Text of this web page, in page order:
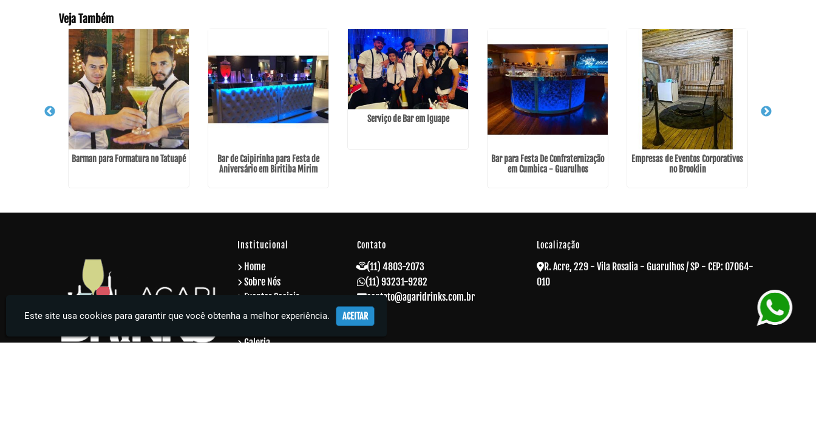
Veja Também
Barman para Formatura no Tatuapé
Bar de Caipirinha para Festa de
Aniversário em Biritiba Mirim
Serviço de Bar em Iguape
Bar para Festa De Confraternização
em Cumbica - Guarulhos
Empresas de Eventos Corporativos
no Brooklin
Serviço de
Institucional
Home
Sobre Nós
Eventos Sociais
Eventos Corporativos
Galeria
Contato
(11) 4803-2073
(11) 93231-9282
contato@agaridrinks.com.br
Localização
R. Acre, 229 - Vila Rosalia - Guarulhos / SP - CEP: 07064-
010
Este site usa cookies para garantir que você obtenha a melhor experiência. ACEITAR